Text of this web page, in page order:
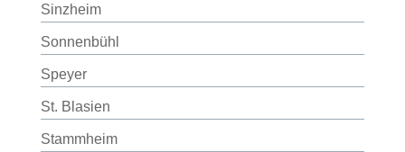
Sinzheim
Sonnenbühl
Speyer
St. Blasien
Stammheim